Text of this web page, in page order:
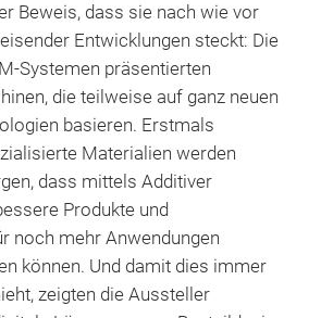
Beweis, dass sie nach wie vor
Entwicklungen steckt: Die
Systemen präsentierten
die teilweise auf ganz neuen
basieren. Erstmals
Materialien werden
dass mittels Additiver
Produkte und
noch mehr Anwendungen
können. Und damit dies immer
zeigten die Aussteller